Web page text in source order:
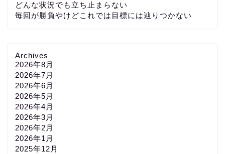
どんな状況でも立ち止まらない
毎回が勝負やけどこれでは目標には辿りつかない
Archives
2026年8月
2026年7月
2026年6月
2026年5月
2026年4月
2026年3月
2026年2月
2026年1月
2025年12月